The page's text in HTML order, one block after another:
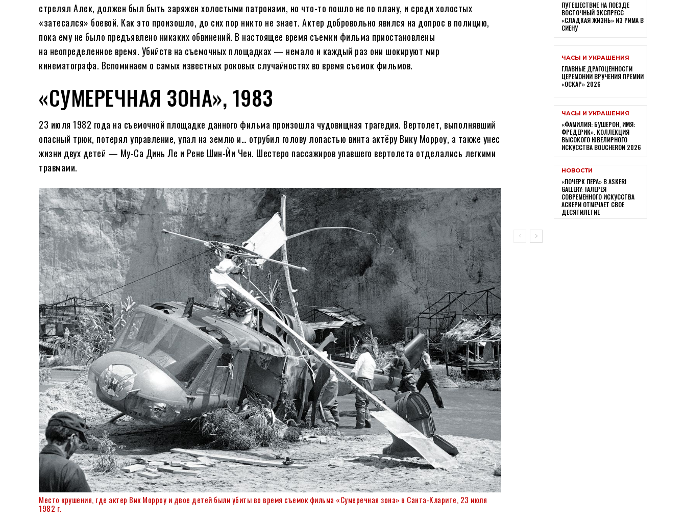
стрелял Алек, должен был быть заряжен холостыми патронами, но что-то пошло не по плану, и среди холостых
«затесался» боевой. Как это произошло, до сих пор никто не знает. Актер добровольно явился на допрос в полицию,
пока ему не было предъявлено никаких обвинений. В настоящее время съемки фильма приостановлены
на неопределенное время. Убийств на съемочных площадках — немало и каждый раз они шокируют мир
кинематографа. Вспоминаем о самых известных роковых случайностях во время съемок фильмов.
«СУМЕРЕЧНАЯ ЗОНА», 1983
23 июля 1982 года на съемочной площадке данного фильма произошла чудовищная трагедия. Вертолет, выполнявший
опасный трюк, потерял управление, упал на землю и… отрубил голову лопастью винта актёру Вику Морроу, а также унес
жизни двух детей — My-Ca Динь Ле и Рене Шин-Йи Чен. Шестеро пассажиров упавшего вертолета отделались легкими
травмами.
Место крушения, где актер Вик Морроу и двое детей были убиты во время съемок фильма «Сумеречная зона» в Санта-Кларите, 23 июля
1982 г.
ПУТЕШЕСТВИЕ НА ПОЕЗДЕ
ВОСТОЧНЫЙ ЭКСПРЕСС
«СЛАДКАЯ ЖИЗНЬ» ИЗ РИМА В
СИЕНУ
ЧАСЫ И УКРАШЕНИЯ
ГЛАВНЫЕ ДРАГОЦЕННОСТИ
ЦЕРЕМОНИИ ВРУЧЕНИЯ ПРЕМИИ
«ОСКАР» 2026
ЧАСЫ И УКРАШЕНИЯ
«ФАМИЛИЯ: БУШЕРОН, ИМЯ:
ФРЕДЕРИК». КОЛЛЕКЦИЯ
ВЫСОКОГО ЮВЕЛИРНОГО
ИСКУССТВА BOUCHERON 2026
НОВОСТИ
«ПОЧЕРК ПЕРА» В ASKERI
GALLERY: ГАЛЕРЕЯ
СОВРЕМЕННОГО ИСКУССТВА
АСКЕРИ ОТМЕЧАЕТ СВОЕ
ДЕСЯТИЛЕТИЕ